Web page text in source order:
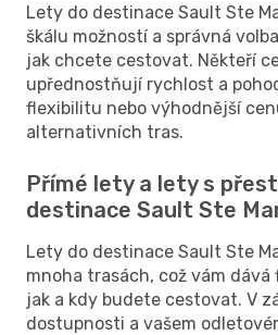
Lety do destinace Sault Ste
škálu možností a správná
jak chcete cestovat. Někteří
upřednostňují rychlost a
flexibilitu nebo výhodnější
alternativních tras.
Přímé lety a lety s
destinace Sault Ste
Lety do destinace Sault Ste
mnoha trasách, což vám
jak a kdy budete cestovat. V
dostupnosti a vašem